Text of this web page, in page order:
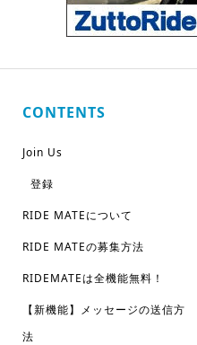
CONTENTS
Join Us
登録
RIDE MATEについて
RIDE MATEの募集方法
RIDEMATEは全機能無料！
【新機能】メッセージの送信方
法